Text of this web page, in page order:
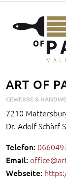
ART OF
GEWERBE &
7210
Dr. Adolf Schärf
Telefon:
Email:
Webseite: